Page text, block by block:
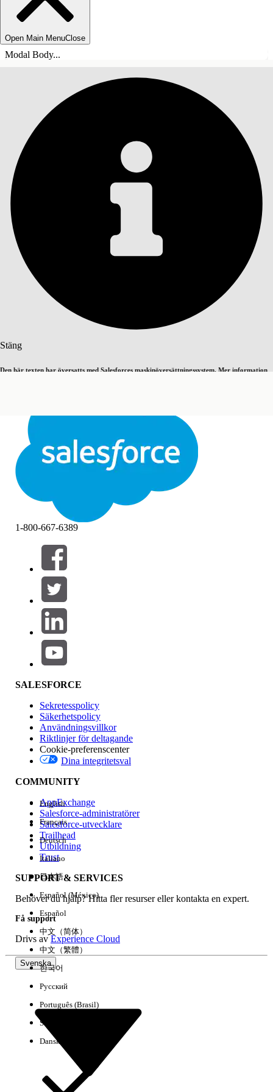
Open Main MenuClose
Modal Body...
Stäng
Den här texten har översatts med Salesforces maskinöversättningssystem. Mer information
StängStäng
Innehållsförteckningar
INNEHÅLLSFÖRTECKNINGAR
Filter (0)
VÄLJ FILTER
Produktområde
Funktionspåverkan
Version
Händelse
Rensa alla Klart
1-800-667-6389
SALESFORCE
Sekretesspolicy
Säkerhetspolicy
Användningsvillkor
Riktlinjer för deltagande
Cookie-preferenscenter
Dina integritetsval
COMMUNITY
AppExchange
Salesforce-administratörer
Salesforce-utvecklare
Trailhead
Utbildning
Trust
SUPPORT & SERVICES
Behöver du hjälp? Hitta fler resurser eller kontakta en expert.
Få support
Drivs avExperience Cloud
Svenska
English
Français
Deutsch
Italiano
日本語
Español (México)
Español
中文（简体）
中文（繁體）
한국어
Русский
Português (Brasil)
Suomi
Dansk